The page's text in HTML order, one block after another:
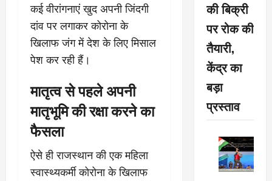
कई वीरांगनाएं खुद अपनी जिंदगी
दांव पर लगाकर कोरोना के
खिलाफ जंग में देश के लिए मिसाल
पेश कर रही हैं।
मातृत्व से पहले अपनी
मातृभूमि की रक्षा करने का
फैसला
ऐसे ही राजस्थान की एक महिला
स्वास्थ्यकर्मी कोरोना के खिलाफ
की बिक्री
पर रोक की
तैयारी,
केंद्र का
बड़ा
प्रस्ताव